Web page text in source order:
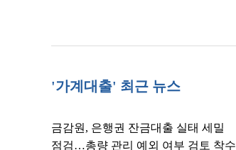
'가계대출' 최근 뉴스
금감원, 은행권 잔금대출 실태 세밀
점검…총량 관리 예외 여부 검토 착수